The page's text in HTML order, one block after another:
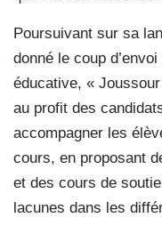
Poursuivant sur sa
donné le coup
éducative, «
au profit des
accompagner les
cours, en proposant
et des cours de
lacunes dans les